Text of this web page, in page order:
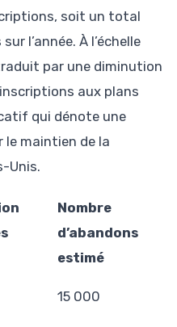
soit un total
l’année. À l’échelle
par une diminution
aux plans
qui dénote une
le maintien de la
Unis.
Nombre
d’abandons
estimé
15 000